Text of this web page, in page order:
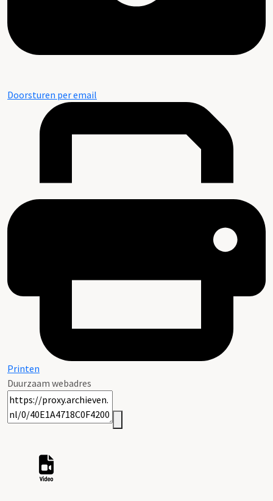
Doorsturen per email
Printen
Duurzaam webadres